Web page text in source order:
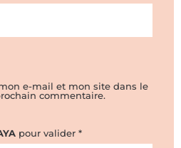
e-mail et mon site dans le
commentaire.
pour valider *